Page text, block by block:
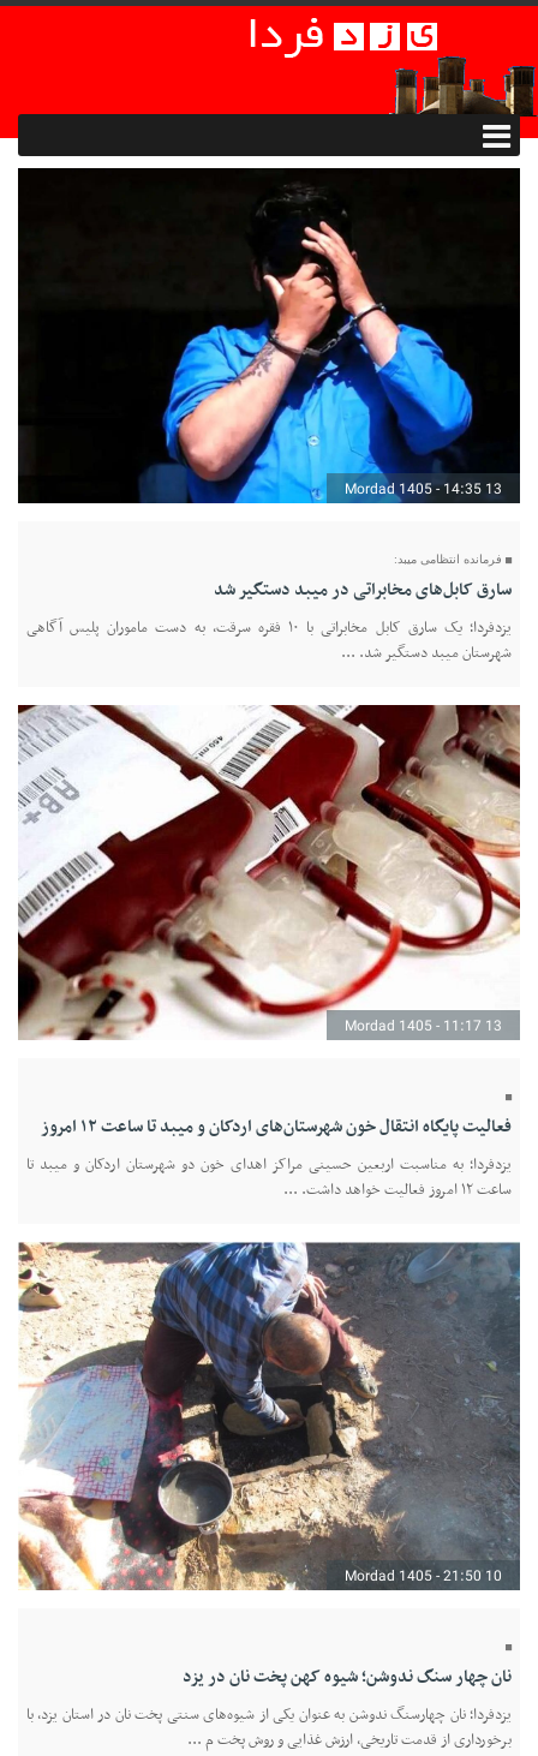
13 Mordad 1405 - 14:35
فرمانده انتظامی میبد:
سارق کابل‌های مخابراتی در میبد دستگیر شد
یزدفردا؛ یک سارق کابل مخابراتی با ۱۰ فقره سرقت، به دست ماموران پلیس آگاهی
شهرستان میبد دستگیر شد. ...
13 Mordad 1405 - 11:17
فعالیت پایگاه انتقال خون شهرستان‌های اردکان و میبد تا ساعت ۱۲ امروز
یزدفردا؛ به مناسبت اربعین حسینی مراکز اهدای خون دو شهرستان اردکان و میبد تا
ساعت ۱۲ امروز فعالیت خواهد داشت. ...
10 Mordad 1405 - 21:50
نان چهار سنگ ندوشن؛ شیوه‌ کهن پخت نان در یزد
یزدفردا؛ نان چهارسنگ ندوشن به عنوان یکی از شیوه‌های سنتی پخت نان در استان یزد، با
برخورداری از قدمت تاریخی، ارزش غذایی و روش پخت م ...